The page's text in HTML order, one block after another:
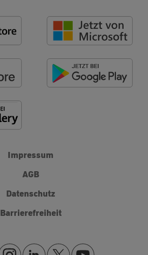
Impressum
AGB
Datenschutz
Barrierefreiheit